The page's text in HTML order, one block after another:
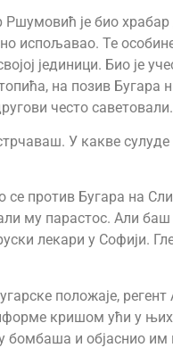
је био храбар
испољавао. Те
јединици. Био је
на позив Бугара
често саветовали.
У какве
против Бугара на
му парастос. Али баш
лекари у Софији.
положаје,
кришом ући у
и објаснио им